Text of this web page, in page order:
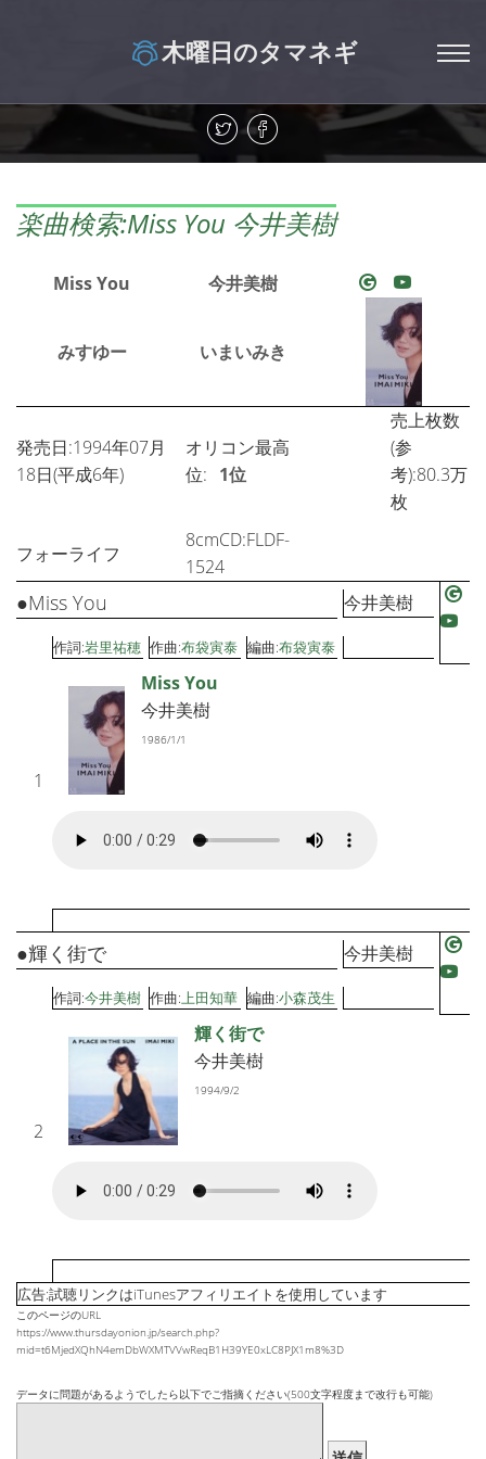
木曜日のタマネギ
楽曲検索:Miss You 今井美樹
Miss You 今井美樹
みすゆー いまいみき
発売日:1994年07月
18日(平成6年)
オリコン最高
位: 1位
売上枚数
(参
考):80.3万
枚
フォーライフ
8cmCD:FLDF-
1524
1
●Miss You 今井美樹
作詞:岩里祐穂 作曲:布袋寅泰 編曲:布袋寅泰
Miss You
今井美樹
1986/1/1
2
●輝く街で 今井美樹
作詞:今井美樹 作曲:上田知華 編曲:小森茂生
輝く街で
今井美樹
1994/9/2
広告:試聴リンクはiTunesアフィリエイトを使用しています
このページのURL
https://www.thursdayonion.jp/search.php?
mid=t6MjedXQhN4emDbWXMTVVwReqB1H39YE0xLC8PJX1m8%3D
データに問題があるようでしたら以下でご指摘ください(500文字程度まで改行も可能)